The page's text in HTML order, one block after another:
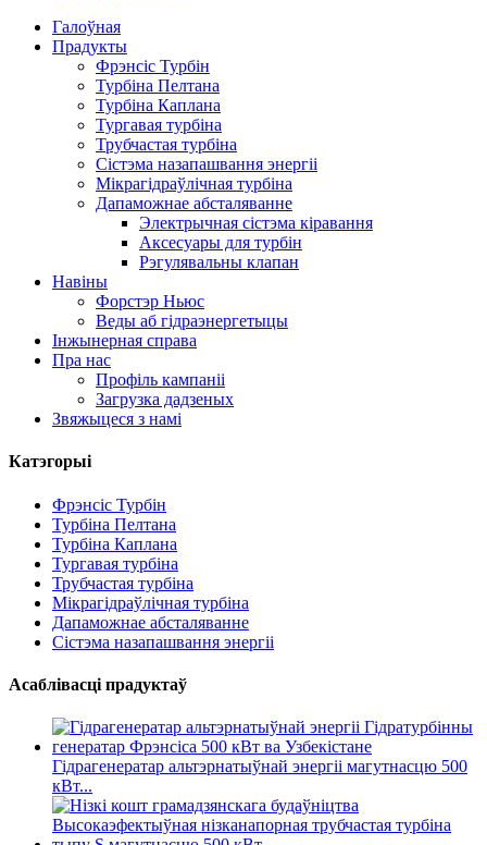
Галоўная
Прадукты
Фрэнсіс Турбін
Турбіна Пелтана
Турбіна Каплана
Тургавая турбіна
Трубчастая турбіна
Сістэма назапашвання энергіі
Мікрагідраўлічная турбіна
Дапаможнае абсталяванне
Электрычная сістэма кіравання
Аксесуары для турбін
Рэгулявальны клапан
Навіны
Форстэр Ньюс
Веды аб гідраэнергетыцы
Інжынерная справа
Пра нас
Профіль кампаніі
Загрузка дадзеных
Звяжыцеся з намі
Катэгорыі
Фрэнсіс Турбін
Турбіна Пелтана
Турбіна Каплана
Тургавая турбіна
Трубчастая турбіна
Мікрагідраўлічная турбіна
Дапаможнае абсталяванне
Сістэма назапашвання энергіі
Асаблівасці прадуктаў
Гідрагенератар альтэрнатыўнай энергіі магутнасцю 500
кВт...